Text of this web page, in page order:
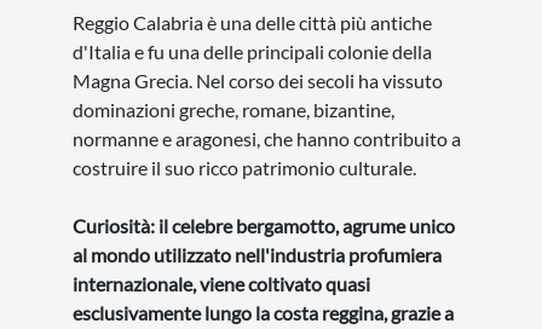
Reggio Calabria è una delle città più antiche
d'Italia e fu una delle principali colonie della
Magna Grecia. Nel corso dei secoli ha vissuto
dominazioni greche, romane, bizantine,
normanne e aragonesi, che hanno contribuito a
costruire il suo ricco patrimonio culturale.
Curiosità: il celebre bergamotto, agrume unico
al mondo utilizzato nell'industria profumiera
internazionale, viene coltivato quasi
esclusivamente lungo la costa reggina, grazie a